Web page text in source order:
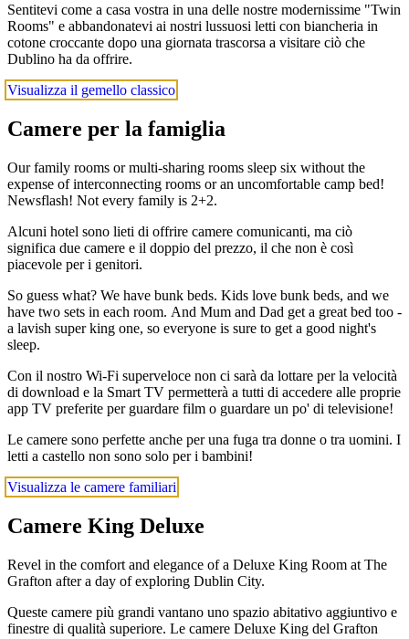
Sentitevi come a casa vostra in una delle nostre modernissime "Twin
Rooms" e abbandonatevi ai nostri lussuosi letti con biancheria in
cotone croccante dopo una giornata trascorsa a visitare ciò che
Dublino ha da offrire.
Visualizza il gemello classico
Camere per la famiglia
Our family rooms or multi-sharing rooms sleep six without the
expense of interconnecting rooms or an uncomfortable camp bed!
Newsflash! Not every family is 2+2.
Alcuni hotel sono lieti di offrire camere comunicanti, ma ciò
significa due camere e il doppio del prezzo, il che non è così
piacevole per i genitori.
So guess what? We have bunk beds. Kids love bunk beds, and we
have two sets in each room. And Mum and Dad get a great bed too -
a lavish super king one, so everyone is sure to get a good night's
sleep.
Con il nostro Wi-Fi superveloce non ci sarà da lottare per la velocità
di download e la Smart TV permetterà a tutti di accedere alle proprie
app TV preferite per guardare film o guardare un po' di televisione!
Le camere sono perfette anche per una fuga tra donne o tra uomini. I
letti a castello non sono solo per i bambini!
Visualizza le camere familiari
Camere King Deluxe
Revel in the comfort and elegance of a Deluxe King Room at The
Grafton after a day of exploring Dublin City.
Queste camere più grandi vantano uno spazio abitativo aggiuntivo e
finestre di qualità superiore. Le camere Deluxe King del Grafton